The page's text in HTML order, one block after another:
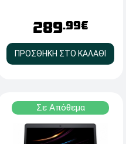
Type-C - Windows 11 Pro
289.99€
ΠΡΟΣΘΗΚΗ ΣΤΟ ΚΑΛΑΘΙ
Σε Απόθεμα